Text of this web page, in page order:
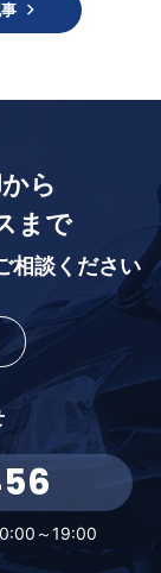
ら
まで
相談ください
～19:00